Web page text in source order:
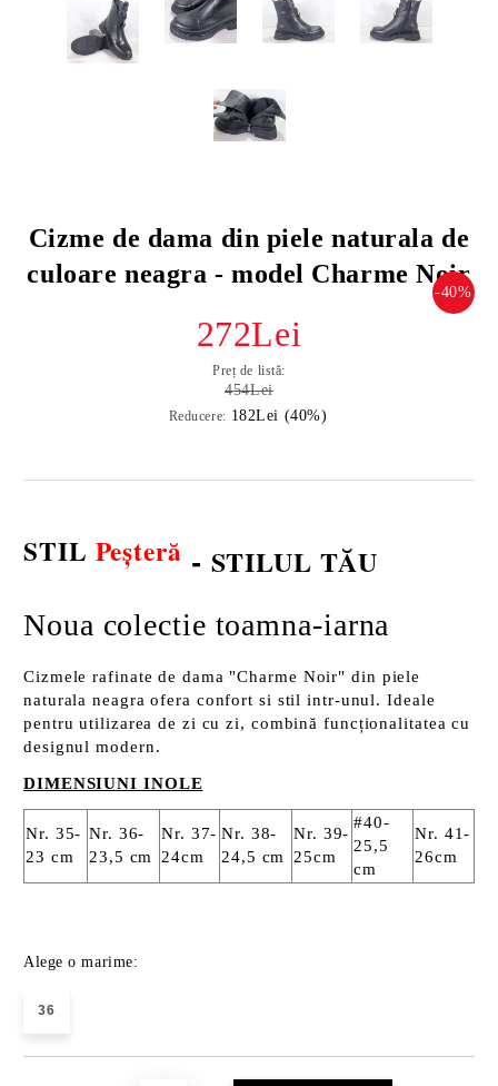
Cizme de dama din piele naturala de
culoare neagra - model Charme Noir
-40%
272Lei
Preț de listă:
454Lei
Reducere: 182Lei (40%)
STIL Peșteră - STILUL TĂU
Noua colectie toamna-iarna
Cizmele rafinate de dama "Charme Noir" din piele
naturala neagra ofera confort si stil intr-unul. Ideale
pentru utilizarea de zi cu zi, combină funcționalitatea cu
designul modern.
DIMENSIUNI INOLE
Nr. 35-
23 cm
Nr. 36-
23,5 cm
Nr. 37-
24cm
Nr. 38-
24,5 cm
Nr. 39-
25cm
#40-
25,5
cm
Nr. 41-
26cm
Alege o marime:
36